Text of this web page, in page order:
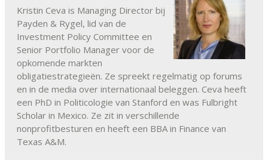
Kristin Ceva is Managing Director bij
Payden & Rygel, lid van de
Investment Policy Committee en
Senior Portfolio Manager voor de
opkomende markten
obligatiestrategieën. Ze spreekt regelmatig op forums
en in de media over internationaal beleggen. Ceva heeft
een PhD in Politicologie van Stanford en was Fulbright
Scholar in Mexico. Ze zit in verschillende
nonprofitbesturen en heeft een BBA in Finance van
Texas A&M.